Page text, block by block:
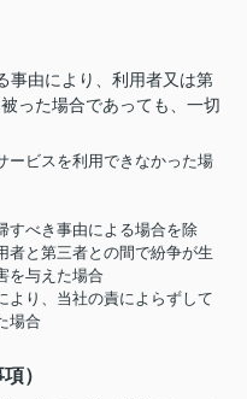
事由により、利用者又は第
った場合であっても、一切
ービスを利用できなかった場
すべき事由による場合を除
者と第三者との間で紛争が生
を与えた場合
り、当社の責によらずして
場合
）